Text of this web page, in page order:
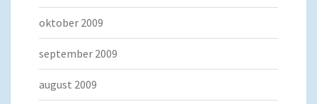
oktober 2009
september 2009
august 2009